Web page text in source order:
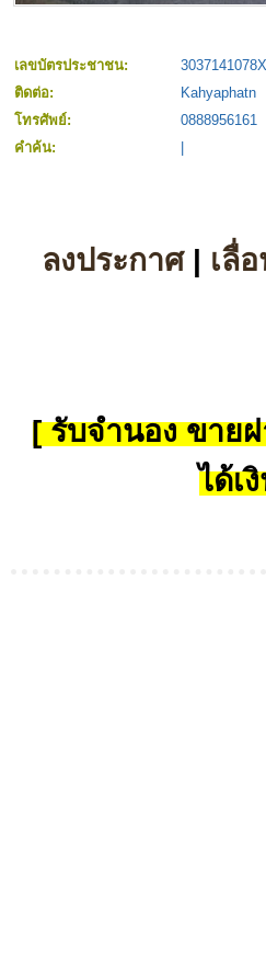
เลขบัตรประชาชน:
ติดต่อ:
Kahyaphatn
โทรศัพย์:
0888956161
คำค้น:
ลงประกาศ| เลื่
[ รับจำนอง ขาย
ได้เ